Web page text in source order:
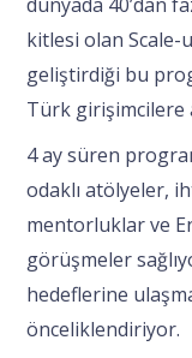
kitlesi olan
geliştirdiği bu
Türk girişimcilere
4 ay süren
odaklı atölyeler,
mentorluklar ve
görüşmeler
hedeflerine
önceliklendiriyor.